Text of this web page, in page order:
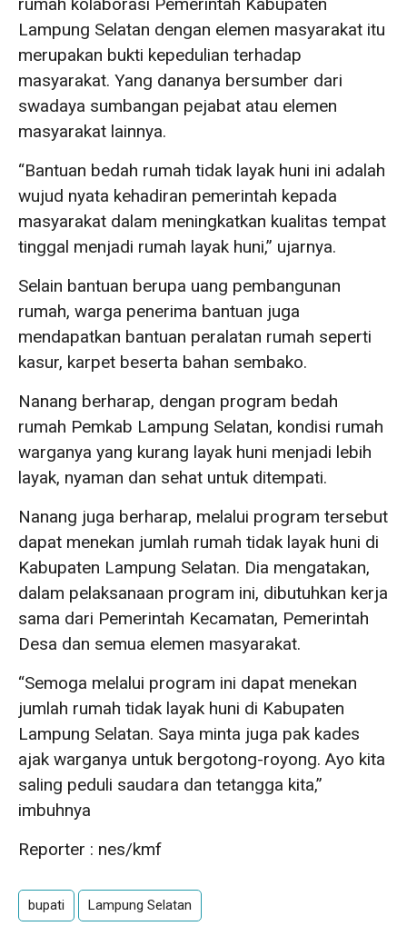
Lampung Selatan dengan elemen masyarakat itu
merupakan bukti kepedulian terhadap
masyarakat. Yang dananya bersumber dari
swadaya sumbangan pejabat atau elemen
masyarakat lainnya.
“Bantuan bedah rumah tidak layak huni ini adalah
wujud nyata kehadiran pemerintah kepada
masyarakat dalam meningkatkan kualitas tempat
tinggal menjadi rumah layak huni,” ujarnya.
Selain bantuan berupa uang pembangunan
rumah, warga penerima bantuan juga
mendapatkan bantuan peralatan rumah seperti
kasur, karpet beserta bahan sembako.
Nanang berharap, dengan program bedah
rumah Pemkab Lampung Selatan, kondisi rumah
warganya yang kurang layak huni menjadi lebih
layak, nyaman dan sehat untuk ditempati.
Nanang juga berharap, melalui program tersebut
dapat menekan jumlah rumah tidak layak huni di
Kabupaten Lampung Selatan. Dia mengatakan,
dalam pelaksanaan program ini, dibutuhkan kerja
sama dari Pemerintah Kecamatan, Pemerintah
Desa dan semua elemen masyarakat.
“Semoga melalui program ini dapat menekan
jumlah rumah tidak layak huni di Kabupaten
Lampung Selatan. Saya minta juga pak kades
ajak warganya untuk bergotong-royong. Ayo kita
saling peduli saudara dan tetangga kita,”
imbuhnya
Reporter : nes/kmf
bupati Lampung Selatan